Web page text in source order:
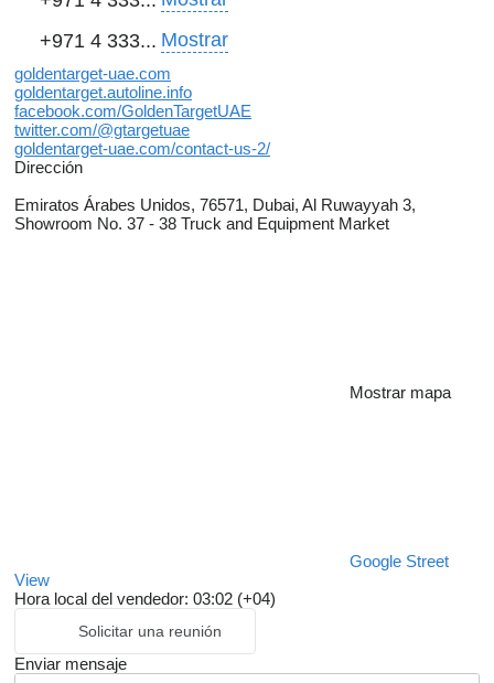
+971 4 333... Mostrar
goldentarget-uae.com
goldentarget.autoline.info
facebook.com/GoldenTargetUAE
twitter.com/@gtargetuae
goldentarget-uae.com/contact-us-2/
Dirección
Emiratos Árabes Unidos, 76571, Dubai, Al Ruwayyah 3,
Showroom No. 37 - 38 Truck and Equipment Market
Mostrar mapa
Google Street
View
Hora local del vendedor: 03:02 (+04)
Solicitar una reunión
Enviar mensaje